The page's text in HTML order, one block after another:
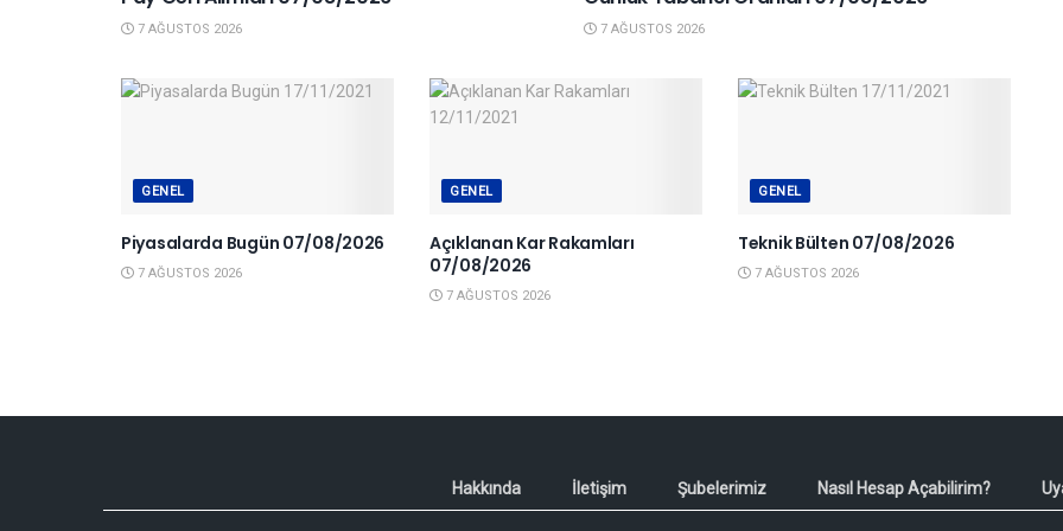
7 AĞUSTOS 2026 7 AĞUSTOS 2026
GENEL
Piyasalarda Bugün 07/08/2026
7 AĞUSTOS 2026
GENEL
Açıklanan Kar Rakamları
07/08/2026
7 AĞUSTOS 2026
GENEL
Teknik Bülten 07/08/2026
7 AĞUSTOS 2026
Hakkında İletişim Şubelerimiz Nasıl Hesap Açabilirim?